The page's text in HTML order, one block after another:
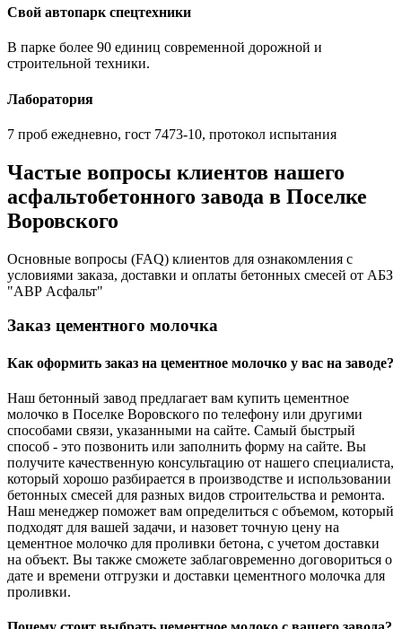
Свой автопарк спецтехники
В парке более 90 единиц современной дорожной и
строительной техники.
Лаборатория
7 проб ежедневно, гост 7473-10, протокол испытания
Частые вопросы клиентов нашего
асфальтобетонного завода в Поселке
Воровского
Основные вопросы (FAQ) клиентов для ознакомления с
условиями заказа, доставки и оплаты бетонных смесей от АБЗ
"АВР Асфальт"
Заказ цементного молочка
Как оформить заказ на цементное молочко у вас на заводе?
Наш бетонный завод предлагает вам купить цементное
молочко в Поселке Воровского по телефону или другими
способами связи, указанными на сайте. Самый быстрый
способ - это позвонить или заполнить форму на сайте. Вы
получите качественную консультацию от нашего специалиста,
который хорошо разбирается в производстве и использовании
бетонных смесей для разных видов строительства и ремонта.
Наш менеджер поможет вам определиться с объемом, который
подходят для вашей задачи, и назовет точную цену на
цементное молочко для проливки бетона, с учетом доставки
на объект. Вы также сможете заблаговременно договориться о
дате и времени отгрузки и доставки цементного молочка для
проливки.